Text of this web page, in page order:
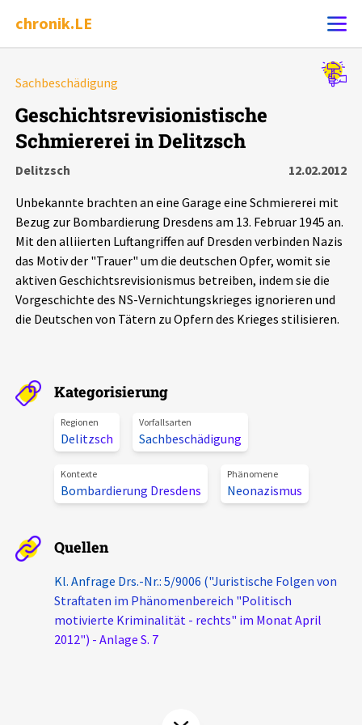
chronik.LE
Chronik
Leipziger Zustände
Schlaglichter
Aktuelles
Alle Beiträge
Veranstaltungen
Pressemitteilungen
Über uns
Projektbeschreibung
Kontakt
Unterstützer_innen
chronik.LE in der Presse
Sachbeschädigung
Geschichtsrevisionistische
Schmiererei in Delitzsch
Delitzsch
12.02.2012
Unbekannte brachten an eine Garage eine Schmiererei mit
Bezug zur Bombardierung Dresdens am 13. Februar 1945 an.
Mit den alliierten Luftangriffen auf Dresden verbinden Nazis
das Motiv der "Trauer" um die deutschen Opfer, womit sie
aktiven Geschichtsrevisionismus betreiben, indem sie die
Vorgeschichte des NS-Vernichtungskrieges ignorieren und
die Deutschen von Tätern zu Opfern des Krieges stilisieren.
Kategorisierung
Regionen
Delitzsch
Vorfallsarten
Sachbeschädigung
Kontexte
Bombardierung Dresdens
Phänomene
Neonazismus
Quellen
Kl. Anfrage Drs.-Nr.: 5/9006 ("Juristische Folgen von
Straftaten im Phänomenbereich "Politisch
motivierte Kriminalität - rechts" im Monat April
2012") - Anlage S. 7
Alle Ereignisse
7502 Ereignisse
Ereignisse Statistik